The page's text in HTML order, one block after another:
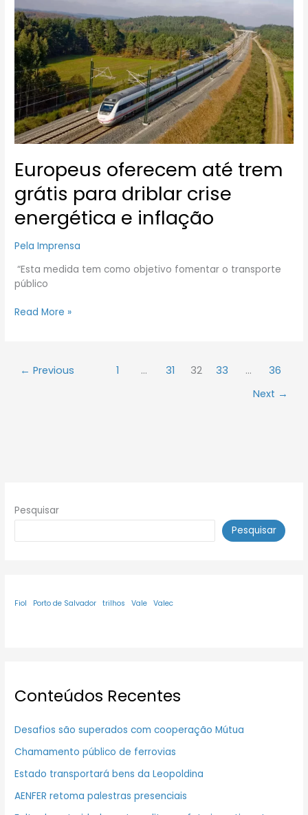
Europeus oferecem até trem
grátis para driblar crise
energética e inflação
Pela Imprensa
“Esta medida tem como objetivo fomentar o transporte
público
oferecem
até
trem
grátis
para
driblar
crise
energética
e
inflação
Read More »
← Previous 1 … 31 32 33 …
36
Next →
Pesquisar
Pesquisar
Fiol Porto de Salvador trilhos Vale Valec
Conteúdos Recentes
Desafios são superados com cooperação Mútua
Chamamento público de ferrovias
Estado transportará bens da Leopoldina
AENFER retoma palestras presenciais